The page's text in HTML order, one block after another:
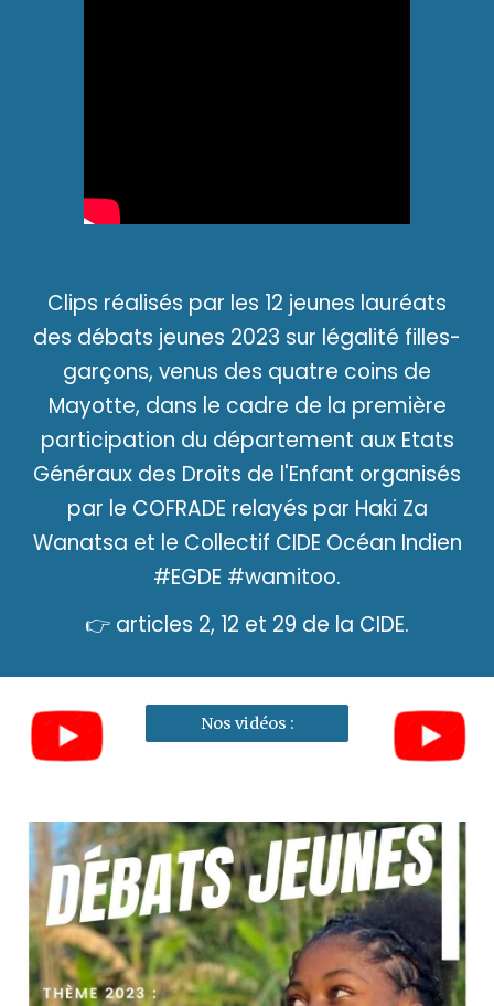
Clips réalisés par les 12 jeunes lauréats
des débats jeunes 2023 sur légalité filles-
garçons, venus des quatre coins de
Mayotte, dans le cadre de la première
participation du département aux Etats
Généraux des Droits de l'Enfant organisés
par le COFRADE relayés par Haki Za
Wanatsa et le Collectif CIDE Océan Indien
#EGDE #wamitoo.
👉 articles 2, 12 et 29 de la CIDE.
Nos vidéos :